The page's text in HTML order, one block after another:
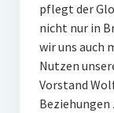
pflegt der
nicht nur in
wir uns auch
Nutzen
Vorstand
Beziehungen